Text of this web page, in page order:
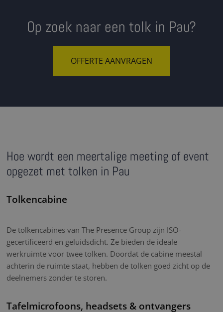
Op zoek naar een tolk in Pau?
OFFERTE AANVRAGEN
Hoe wordt een meertalige meeting of event
opgezet met tolken in Pau
Tolkencabine
De tolkencabines van The Presence Group zijn ISO-
gecertificeerd en geluidsdicht. Ze bieden de ideale
werkruimte voor twee tolken. Doordat de cabine meestal
achterin de ruimte staat, hebben de tolken goed zicht op de
deelnemers zonder te storen.
Tafelmicrofoons, headsets & ontvangers